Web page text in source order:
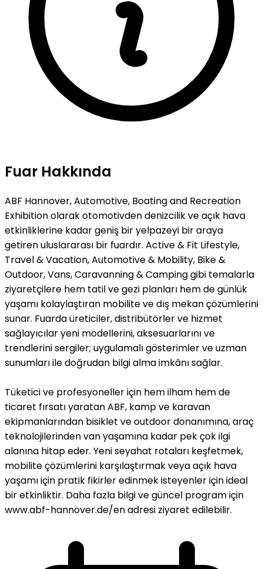
Fuar Hakkında
ABF Hannover, Automotive, Boating and Recreation
Exhibition olarak otomotivden denizcilik ve açık hava
etkinliklerine kadar geniş bir yelpazeyi bir araya
getiren uluslararası bir fuardır. Active & Fit Lifestyle,
Travel & Vacation, Automotive & Mobility, Bike &
Outdoor, Vans, Caravanning & Camping gibi temalarla
ziyaretçilere hem tatil ve gezi planları hem de günlük
yaşamı kolaylaştıran mobilite ve dış mekan çözümlerini
sunar. Fuarda üreticiler, distribütörler ve hizmet
sağlayıcılar yeni modellerini, aksesuarlarını ve
trendlerini sergiler; uygulamalı gösterimler ve uzman
sunumları ile doğrudan bilgi alma imkânı sağlar.
Tüketici ve profesyoneller için hem ilham hem de
ticaret fırsatı yaratan ABF, kamp ve karavan
ekipmanlarından bisiklet ve outdoor donanımına, araç
teknolojilerinden van yaşamına kadar pek çok ilgi
alanına hitap eder. Yeni seyahat rotaları keşfetmek,
mobilite çözümlerini karşılaştırmak veya açık hava
yaşamı için pratik fikirler edinmek isteyenler için ideal
bir etkinliktir. Daha fazla bilgi ve güncel program için
www.abf-hannover.de/en adresi ziyaret edilebilir.